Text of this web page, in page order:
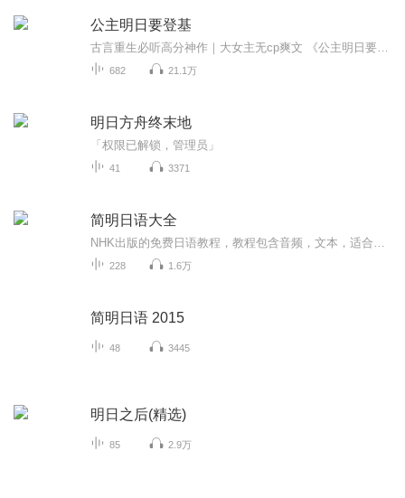
公主明日要登基
682 21.1万
明日方舟终末地
「权限已解锁，管理员」
41 3371
简明日语大全
228 1.6万
简明日语 2015
48 3445
明日之后(精选)
85 2.9万